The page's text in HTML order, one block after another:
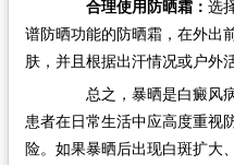
合理使用防晒霜： 选
谱防晒功能的防晒霜，在外出
肤，并且根据出汗情况或户外
总之，暴晒是白癜风病
患者在日常生活中应高度重视
险。如果暴晒后出现白斑扩大